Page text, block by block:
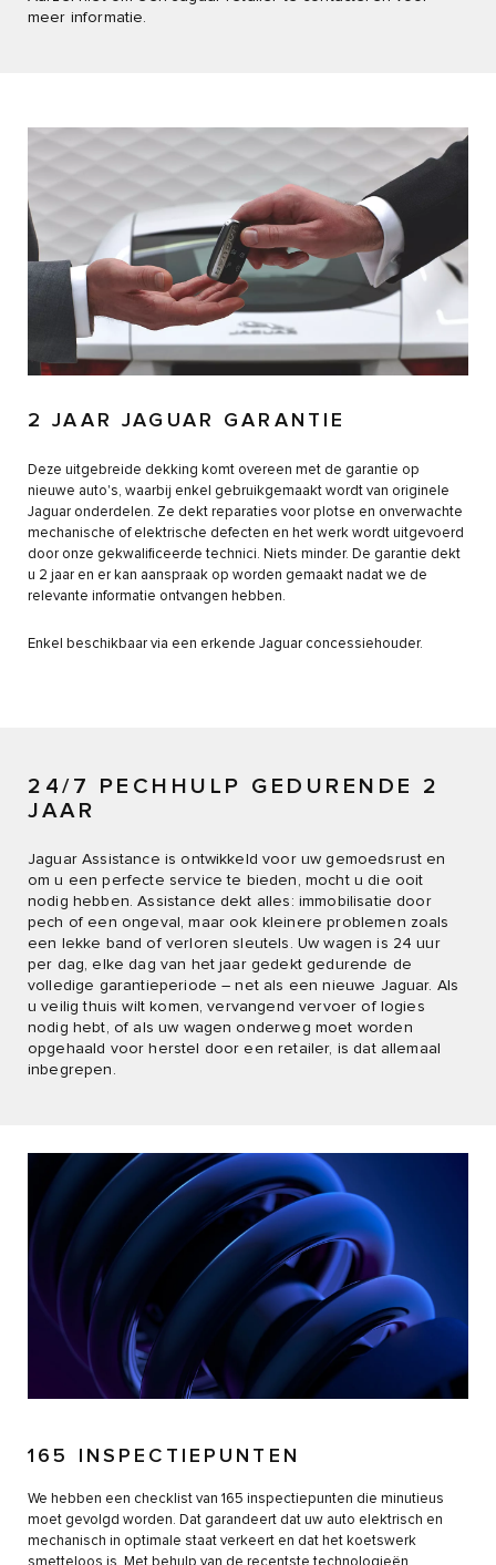
meer informatie.
2 JAAR JAGUAR GARANTIE
Deze uitgebreide dekking komt overeen met de garantie op
nieuwe auto's, waarbij enkel gebruikgemaakt wordt van originele
Jaguar onderdelen. Ze dekt reparaties voor plotse en onverwachte
mechanische of elektrische defecten en het werk wordt uitgevoerd
door onze gekwalificeerde technici. Niets minder. De garantie dekt
u 2 jaar en er kan aanspraak op worden gemaakt nadat we de
relevante informatie ontvangen hebben.
Enkel beschikbaar via een erkende Jaguar concessiehouder.
24/7 PECHHULP GEDURENDE 2
JAAR
Jaguar Assistance is ontwikkeld voor uw gemoedsrust en
om u een perfecte service te bieden, mocht u die ooit
nodig hebben. Assistance dekt alles: immobilisatie door
pech of een ongeval, maar ook kleinere problemen zoals
een lekke band of verloren sleutels. Uw wagen is 24 uur
per dag, elke dag van het jaar gedekt gedurende de
volledige garantieperiode – net als een nieuwe Jaguar. Als
u veilig thuis wilt komen, vervangend vervoer of logies
nodig hebt, of als uw wagen onderweg moet worden
opgehaald voor herstel door een retailer, is dat allemaal
inbegrepen.
165 INSPECTIEPUNTEN
We hebben een checklist van 165 inspectiepunten die minutieus
moet gevolgd worden. Dat garandeert dat uw auto elektrisch en
mechanisch in optimale staat verkeert en dat het koetswerk